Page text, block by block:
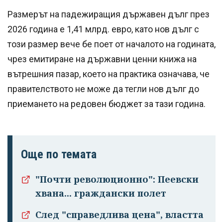
Размерът на падежиращия държавен дълг през
2026 година е 1,41 млрд. евро, като нов дълг с
този размер вече бе поет от началото на годината,
чрез емитиране на държавни ценни книжа на
вътрешния пазар, което на практика означава, че
правителството не може да тегли нов дълг до
приемането на редовен бюджет за тази година.
Още по темата
"Почти революционно": Пеевски
хвана... граждански полет
След "справедлива цена", властта